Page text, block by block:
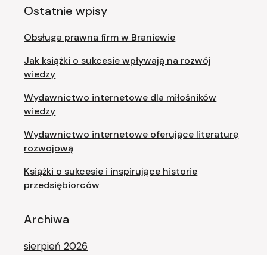
Ostatnie wpisy
Obsługa prawna firm w Braniewie
Jak książki o sukcesie wpływają na rozwój
wiedzy
Wydawnictwo internetowe dla miłośników
wiedzy
Wydawnictwo internetowe oferujące literaturę
rozwojową
Książki o sukcesie i inspirujące historie
przedsiębiorców
Archiwa
sierpień 2026